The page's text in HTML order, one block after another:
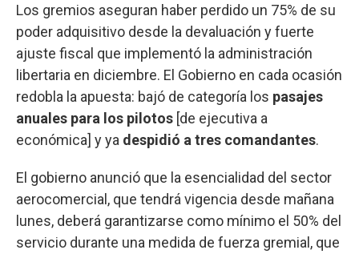
Los gremios aseguran haber perdido un 75% de su
poder adquisitivo desde la devaluación y fuerte
ajuste fiscal que implementó la administración
libertaria en diciembre. El Gobierno en cada ocasión
redobla la apuesta: bajó de categoría los pasajes
anuales para los pilotos [de ejecutiva a
económica] y ya despidió a tres comandantes.
El gobierno anunció que la esencialidad del sector
aerocomercial, que tendrá vigencia desde mañana
lunes, deberá garantizarse como mínimo el 50% del
servicio durante una medida de fuerza gremial, que